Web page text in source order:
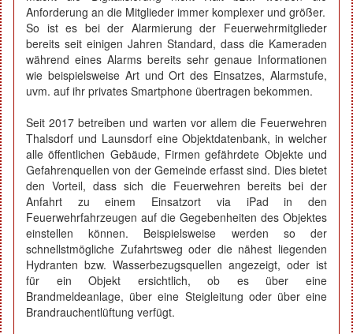
Anforderung an die Mitglieder immer komplexer und größer.
So ist es bei der Alarmierung der Feuerwehrmitglieder
bereits seit einigen Jahren Standard, dass die Kameraden
während eines Alarms bereits sehr genaue Informationen
wie beispielsweise Art und Ort des Einsatzes, Alarmstufe,
uvm. auf ihr privates Smartphone übertragen bekommen.
Seit 2017 betreiben und warten vor allem die Feuerwehren
Thalsdorf und Launsdorf eine Objektdatenbank, in welcher
alle öffentlichen Gebäude, Firmen gefährdete Objekte und
Gefahrenquellen von der Gemeinde erfasst sind. Dies bietet
den Vorteil, dass sich die Feuerwehren bereits bei der
Anfahrt zu einem Einsatzort via iPad in den
Feuerwehrfahrzeugen auf die Gegebenheiten des Objektes
einstellen können. Beispielsweise werden so der
schnellstmögliche Zufahrtsweg oder die nähest liegenden
Hydranten bzw. Wasserbezugsquellen angezeigt, oder ist
für ein Objekt ersichtlich, ob es über eine
Brandmeldeanlage, über eine Steigleitung oder über eine
Brandrauchentlüftung verfügt.